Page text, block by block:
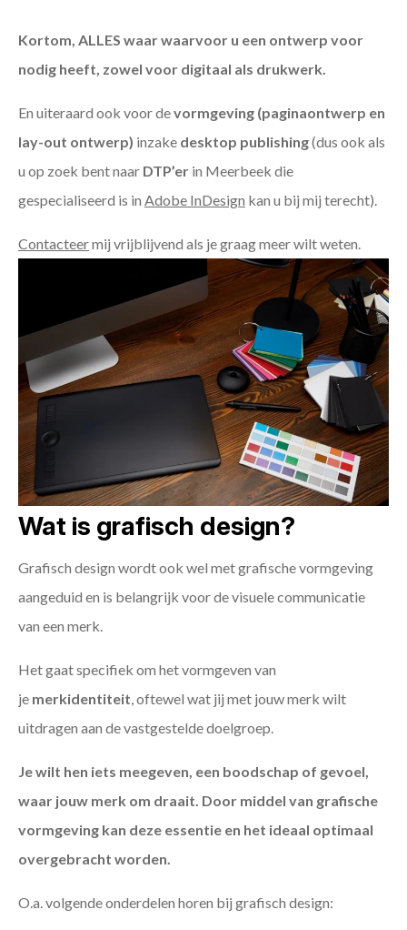
Kortom, ALLES waar waarvoor u een ontwerp voor
nodig heeft, zowel voor digitaal als drukwerk.
En uiteraard ook voor devormgeving (paginaontwerp en
lay-out ontwerp) inzake desktop publishing(dus ook als
u op zoek bent naar DTP’er in Meerbeek die
gespecialiseerd is in Adobe InDesign kan u bij mij terecht).
Contacteermij vrijblijvend als je graag meer wilt weten.
Wat is grafisch design?
Grafisch design wordt ook wel met grafische vormgeving
aangeduid en is belangrijk voor de visuele communicatie
van een merk.
Het gaat specifiek om het vormgeven van
je merkidentiteit , oftewel wat jij met jouw merk wilt
uitdragen aan de vastgestelde doelgroep.
Je wilt hen iets meegeven, een boodschap of gevoel,
waar jouw merk om draait. Door middel van grafische
vormgeving kan deze essentie en het ideaal optimaal
overgebracht worden.
O.a. volgende onderdelen horen bij grafisch design: